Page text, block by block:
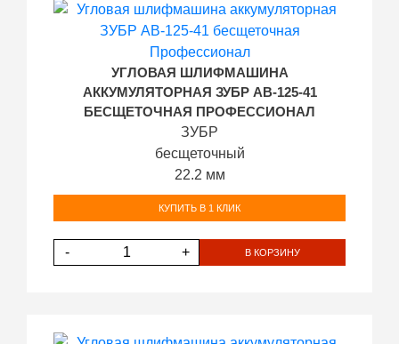
УГЛОВАЯ ШЛИФМАШИНА
АККУМУЛЯТОРНАЯ ЗУБР AB-125-41
БЕСЩЕТОЧНАЯ ПРОФЕССИОНАЛ
ЗУБР
бесщеточный
22.2 мм
КУПИТЬ В 1 КЛИК
- + В КОРЗИНУ